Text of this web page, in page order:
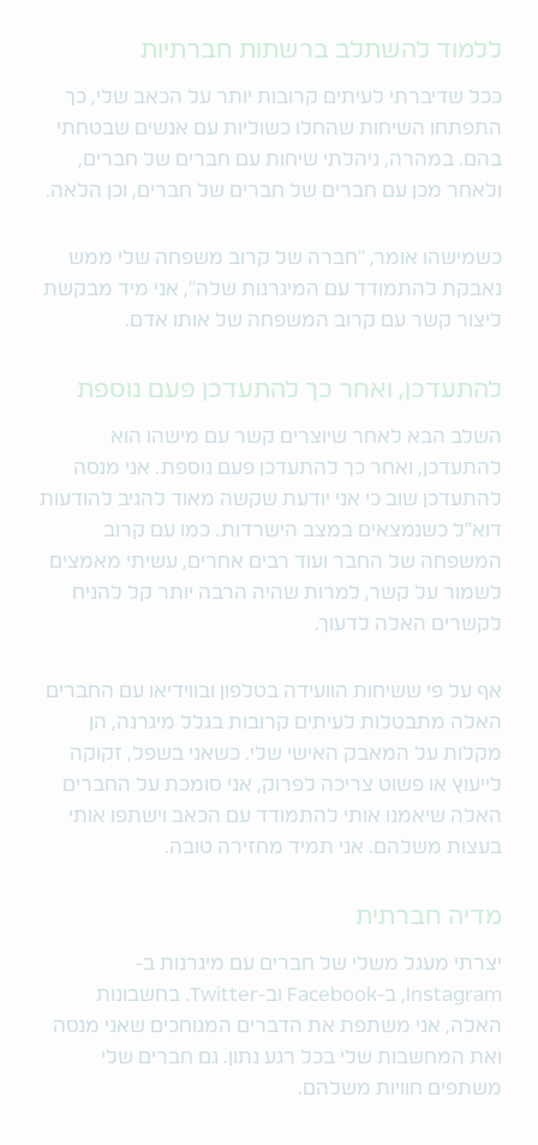
ללמוד להשתלב ברשתות חברתיות
ככל שדיברתי לעיתים קרובות יותר על הכאב שלי, כך
התפתחו השיחות שהחלו כשוליות עם אנשים שבטחתי
בהם. במהרה, ניהלתי שיחות עם חברים של חברים,
ולאחר מכן עם חברים של חברים של חברים, וכן הלאה.
כשמישהו אומר, "חברה של קרוב משפחה שלי ממש
נאבקת להתמודד עם המיגרנות שלה", אני מיד מבקשת
ליצור קשר עם קרוב המשפחה של אותו אדם.
להתעדכן, ואחר כך להתעדכן פעם נוספת
השלב הבא לאחר שיוצרים קשר עם מישהו הוא
להתעדכן, ואחר כך להתעדכן פעם נוספת. אני מנסה
להתעדכן שוב כי אני יודעת שקשה מאוד להגיב להודעות
דוא"ל כשנמצאים במצב הישרדות. כמו עם קרוב
המשפחה של החבר ועוד רבים אחרים, עשיתי מאמצים
לשמור על קשר, למרות שהיה הרבה יותר קל להניח
לקשרים האלה לדעוך.
אף על פי ששיחות הוועידה בטלפון ובווידיאו עם החברים
האלה מתבטלות לעיתים קרובות בגלל מיגרנה, הן
מקלות על המאבק האישי שלי. כשאני בשפל, זקוקה
לייעוץ או פשוט צריכה לפרוק, אני סומכת על החברים
האלה שיאמנו אותי להתמודד עם הכאב וישתפו אותי
בעצות משלהם. אני תמיד מחזירה טובה.
מדיה חברתית
יצרתי מעגל משלי של חברים עם מיגרנות ב-
Instagram, ב-Facebook וב-Twitter. בחשבונות
האלה, אני משתפת את הדברים המגוחכים שאני מנסה
ואת המחשבות שלי בכל רגע נתון. גם חברים שלי
משתפים חוויות משלהם.